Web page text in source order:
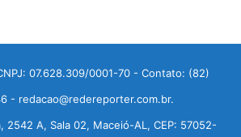
07.628.309/0001-70 - Contato: (82)
- redacao@redereporter.com.br.
2542 A, Sala 02, Maceió-AL, CEP: 57052-